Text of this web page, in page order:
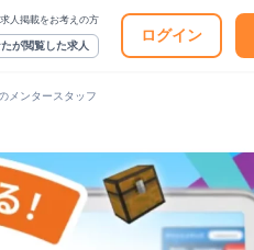
求人掲載をお考えの方
が閲覧した求人
ログイン
メンタースタッフ